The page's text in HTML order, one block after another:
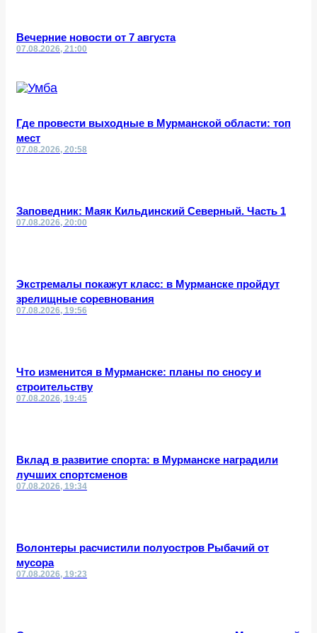
Вечерние новости от 7 августа
07.08.2026, 21:00
Где провести выходные в Мурманской области: топ
мест
07.08.2026, 20:58
Заповедник: Маяк Кильдинский Северный. Часть 1
07.08.2026, 20:00
Экстремалы покажут класс: в Мурманске пройдут
зрелищные соревнования
07.08.2026, 19:56
Что изменится в Мурманске: планы по сносу и
строительству
07.08.2026, 19:45
Вклад в развитие спорта: в Мурманске наградили
лучших спортсменов
07.08.2026, 19:34
Волонтеры расчистили полуостров Рыбачий от
мусора
07.08.2026, 19:23